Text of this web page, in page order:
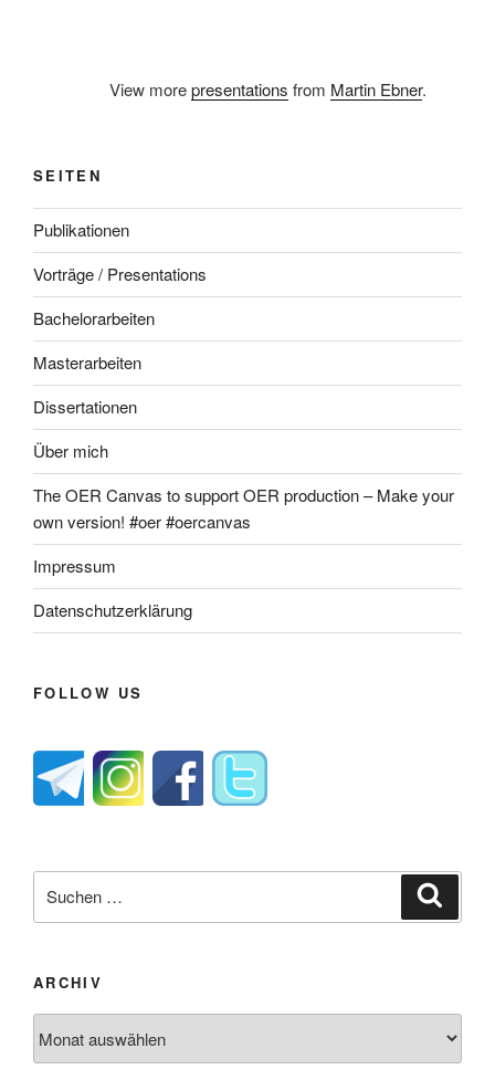
View morepresentations from Martin Ebner.
SEITEN
Publikationen
Vorträge / Presentations
Bachelorarbeiten
Masterarbeiten
Dissertationen
Über mich
The OER Canvas to support OER production – Make your
own version! #oer #oercanvas
Impressum
Datenschutzerklärung
FOLLOW US
nach:
ARCHIV